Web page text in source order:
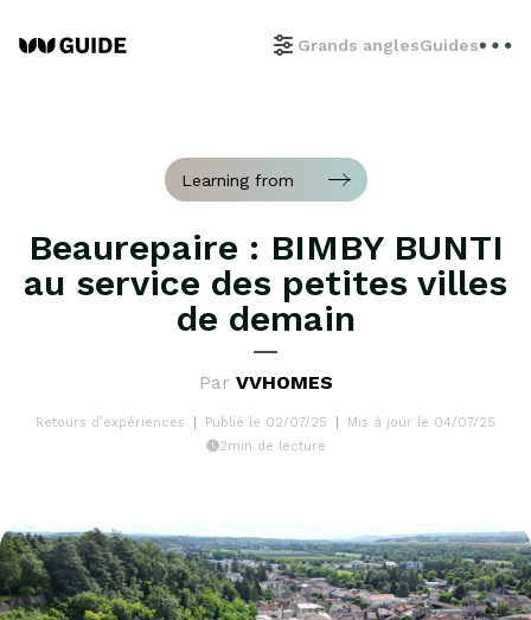
Grands anglesGuides
Learning from
Beaurepaire : BIMBY BUNTI
au service des petites villes
de demain
Par VVHOMES
Retours d’expériences Publié le 02/07/25
Mis à jour le 04/07/25
2min de lecture